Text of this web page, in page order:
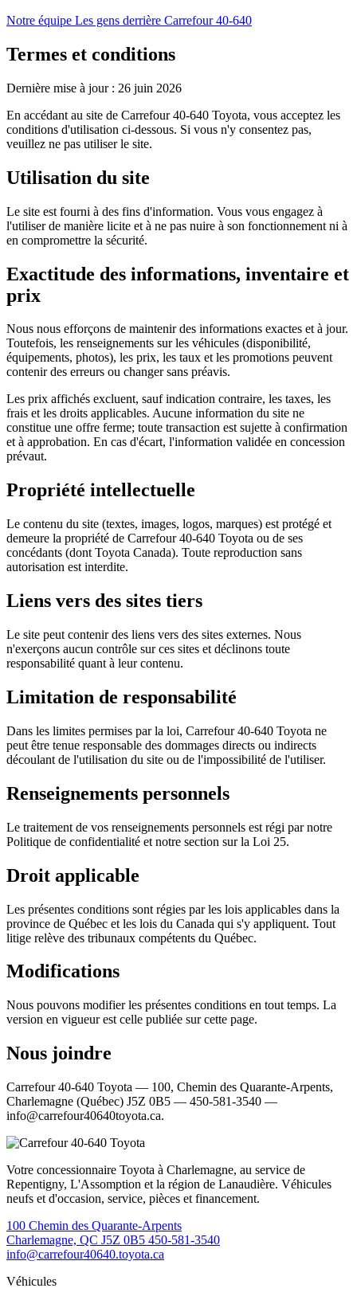
Notre équipe Les gens derrière Carrefour 40-640
Termes et conditions
Dernière mise à jour : 26 juin 2026
En accédant au site de Carrefour 40-640 Toyota, vous acceptez les
conditions d'utilisation ci-dessous. Si vous n'y consentez pas,
veuillez ne pas utiliser le site.
Utilisation du site
Le site est fourni à des fins d'information. Vous vous engagez à
l'utiliser de manière licite et à ne pas nuire à son fonctionnement ni à
en compromettre la sécurité.
Exactitude des informations, inventaire et
prix
Nous nous efforçons de maintenir des informations exactes et à jour.
Toutefois, les renseignements sur les véhicules (disponibilité,
équipements, photos), les prix, les taux et les promotions peuvent
contenir des erreurs ou changer sans préavis.
Les prix affichés excluent, sauf indication contraire, les taxes, les
frais et les droits applicables. Aucune information du site ne
constitue une offre ferme; toute transaction est sujette à confirmation
et à approbation. En cas d'écart, l'information validée en concession
prévaut.
Propriété intellectuelle
Le contenu du site (textes, images, logos, marques) est protégé et
demeure la propriété de Carrefour 40-640 Toyota ou de ses
concédants (dont Toyota Canada). Toute reproduction sans
autorisation est interdite.
Liens vers des sites tiers
Le site peut contenir des liens vers des sites externes. Nous
n'exerçons aucun contrôle sur ces sites et déclinons toute
responsabilité quant à leur contenu.
Limitation de responsabilité
Dans les limites permises par la loi, Carrefour 40-640 Toyota ne
peut être tenue responsable des dommages directs ou indirects
découlant de l'utilisation du site ou de l'impossibilité de l'utiliser.
Renseignements personnels
Le traitement de vos renseignements personnels est régi par notre
Politique de confidentialité et notre section sur la Loi 25.
Droit applicable
Les présentes conditions sont régies par les lois applicables dans la
province de Québec et les lois du Canada qui s'y appliquent. Tout
litige relève des tribunaux compétents du Québec.
Modifications
Nous pouvons modifier les présentes conditions en tout temps. La
version en vigueur est celle publiée sur cette page.
Nous joindre
Carrefour 40-640 Toyota — 100, Chemin des Quarante-Arpents,
Charlemagne (Québec) J5Z 0B5 — 450-581-3540 —
info@carrefour40640toyota.ca.
Votre concessionnaire Toyota à Charlemagne, au service de
Repentigny, L'Assomption et la région de Lanaudière. Véhicules
neufs et d'occasion, service, pièces et financement.
100 Chemin des Quarante-Arpents
Charlemagne, QC J5Z 0B5 450-581-3540
info@carrefour40640.toyota.ca
Véhicules